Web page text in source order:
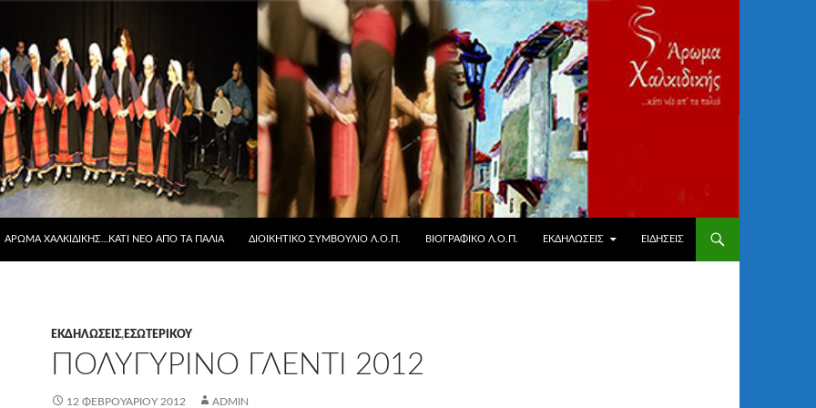
ΆΡΩΜΑ ΧΑΛΚΙΔΙΚΉΣ…ΚΆΤΙ ΝΈΟ ΑΠΟ ΤΑ ΠΑΛΙΆ ΔΙΟΙΚΗΤΙΚΟ ΣΥΜΒΟΥΛΙΟ Λ.Ο.Π. ΒΙΟΓΡΑΦΙΚΌ Λ.Ο.Π. ΕΚΔΗΛΏΣΕΙΣ ΕΙΔΉΣΕΙΣ
ΕΚΔΗΛΏΣΕΙΣ, ΕΣΩΤΕΡΙΚΟΎ
ΠΟΛΥΓΥΡΙΝΌ ΓΛΈΝΤΙ 2012
12 ΦΕΒΡΟΥΑΡΊΟΥ 2012 ADMIN